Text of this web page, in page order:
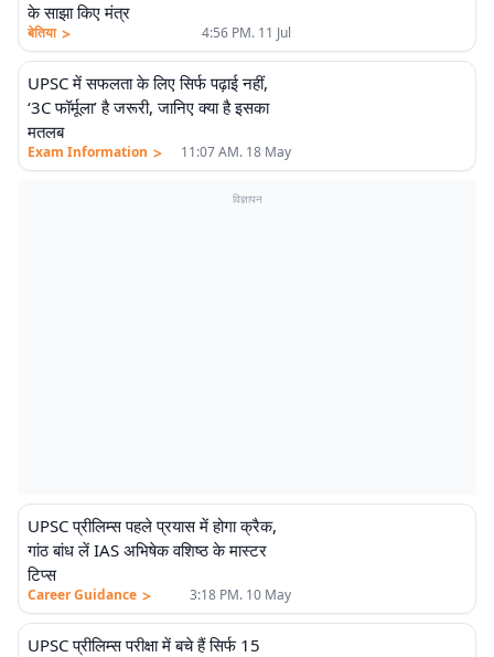
के साझा किए मंत्र
बेतिया > 4:56 PM. 11 Jul
UPSC में सफलता के लिए सिर्फ पढ़ाई नहीं,
‘3C फॉर्मूला’ है जरूरी, जानिए क्या है इसका
मतलब
Exam Information > 11:07 AM. 18 May
विज्ञापन
UPSC प्रीलिम्स पहले प्रयास में होगा क्रैक,
गांठ बांध लें IAS अभिषेक वशिष्ठ के मास्टर
टिप्स
Career Guidance > 3:18 PM. 10 May
UPSC प्रीलिम्स परीक्षा में बचे हैं सिर्फ 15